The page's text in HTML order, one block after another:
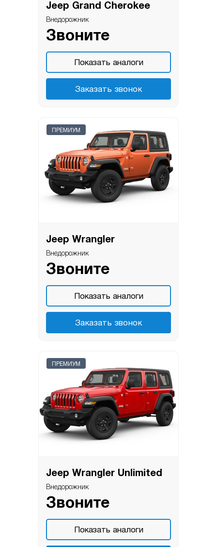
Jeep Grand Cherokee
Внедорожник
Звоните
Показать аналоги
Заказать звонок
ПРЕМИУМ
Jeep Wrangler
Внедорожник
Звоните
Показать аналоги
Заказать звонок
ПРЕМИУМ
Jeep Wrangler Unlimited
Внедорожник
Звоните
Показать аналоги